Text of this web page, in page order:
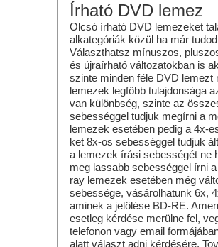
Írható DVD lemez
Olcsó írható DVD lemezeket
alkategóriák közül ha már
Választhatsz mínuszos,
és újraírható változatokban is
szinte minden féle DVD lemezt
lemezek legfőbb tulajdonsága
van különbség, szinte az
sebességgel tudjuk megírni a
lemezek esetében pedig a 4x-
ket 8x-os sebességgel tudjuk
a lemezek írási sebességét ne
meg lassabb sebességgel írni
ray lemezek esetében még
sebessége, vásárolhatunk 6x,
aminek a jelölése BD-RE.
esetleg kérdése merülne fel,
telefonon vagy email
alatt választ adni kérdésére.